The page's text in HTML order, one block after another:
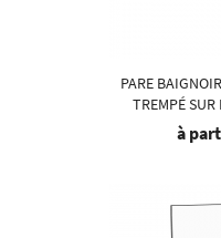
PARE
TREMPÉ
à